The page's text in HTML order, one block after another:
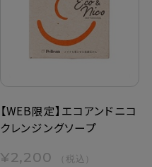
【WEB限定】エコアンドニコ
クレンジングソープ
¥2,200 （税込）